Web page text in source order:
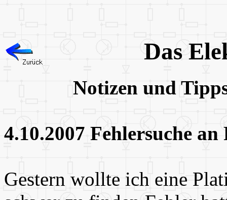
Das
Notizen und
4.10.2007 Fehlersuche
Gestern wollte ich eine